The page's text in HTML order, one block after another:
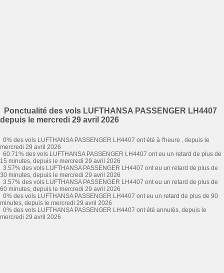
Ponctualité des vols LUFTHANSA PASSENGER LH4407
depuis le mercredi 29 avril 2026
0% des vols LUFTHANSA PASSENGER LH4407 ont été à l'heure , depuis le
mercredi 29 avril 2026
60.71% des vols LUFTHANSA PASSENGER LH4407 ont eu un retard de plus de
15 minutes, depuis le mercredi 29 avril 2026
3.57% des vols LUFTHANSA PASSENGER LH4407 ont eu un retard de plus de
30 minutes, depuis le mercredi 29 avril 2026
3.57% des vols LUFTHANSA PASSENGER LH4407 ont eu un retard de plus de
60 minutes, depuis le mercredi 29 avril 2026
0% des vols LUFTHANSA PASSENGER LH4407 ont eu un retard de plus de 90
minutes, depuis le mercredi 29 avril 2026
0% des vols LUFTHANSA PASSENGER LH4407 ont été annulés, depuis le
mercredi 29 avril 2026